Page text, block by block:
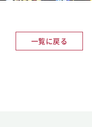
一覧に戻る